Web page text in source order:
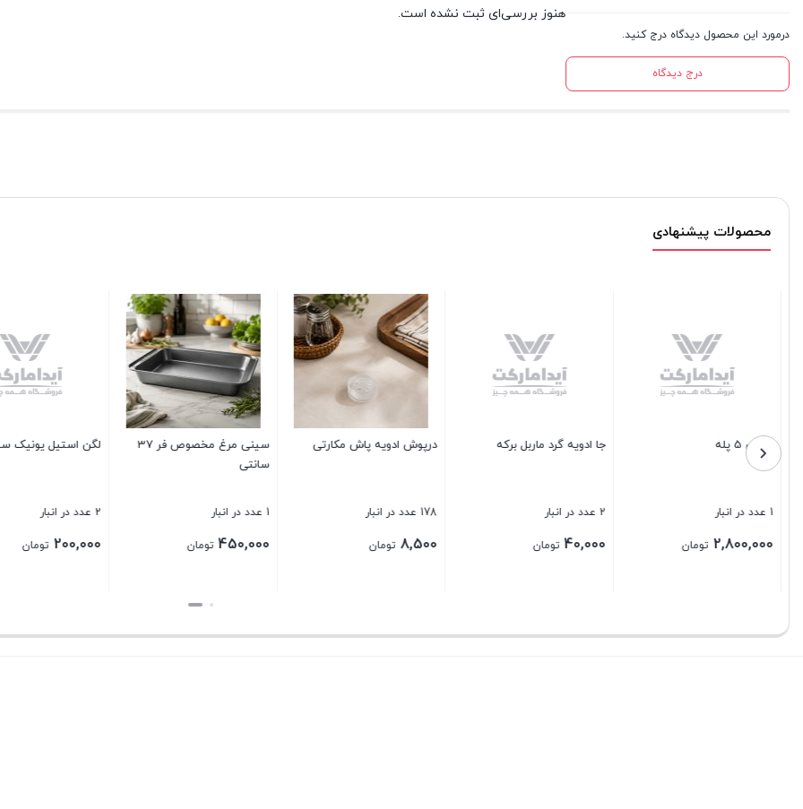
درمورد این محصول دیدگاه درج کنید.
درج دیدگاه
هنوز بررسی‌ای ثبت نشده است.
محصولات پیشنهادی
جا ادویه گرد ماربل برکه
40,000 تومان
درپوش ادویه پاش مکارتی
178 عدد در انبار
8,500 تومان
سینی مرغ مخصوص فر 37
450,000 تومان
لگن استيل يونيک سايز 20
200,000 تومان
سفره پاکن SRP
20,000 تومان